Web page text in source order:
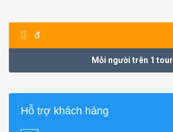
đ
Mỗi người trên 1 tour
Hỗ trợ khách hàng